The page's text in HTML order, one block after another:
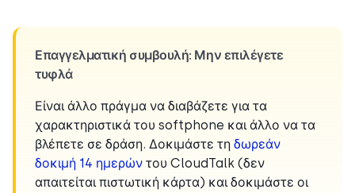
Επαγγελματική συμβουλή: Μην επιλέγετε
τυφλά
Είναι άλλο πράγμα να διαβάζετε για τα
χαρακτηριστικά του softphone και άλλο να τα
βλέπετε σε δράση. Δοκιμάστε τη δωρεάν
δοκιμή 14 ημερών του CloudTalk (δεν
απαιτείται πιστωτική κάρτα) και δοκιμάστε οι